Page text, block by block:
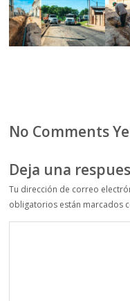
No Comments
Deja una
Tu dirección de correo
obligatorios están marcados